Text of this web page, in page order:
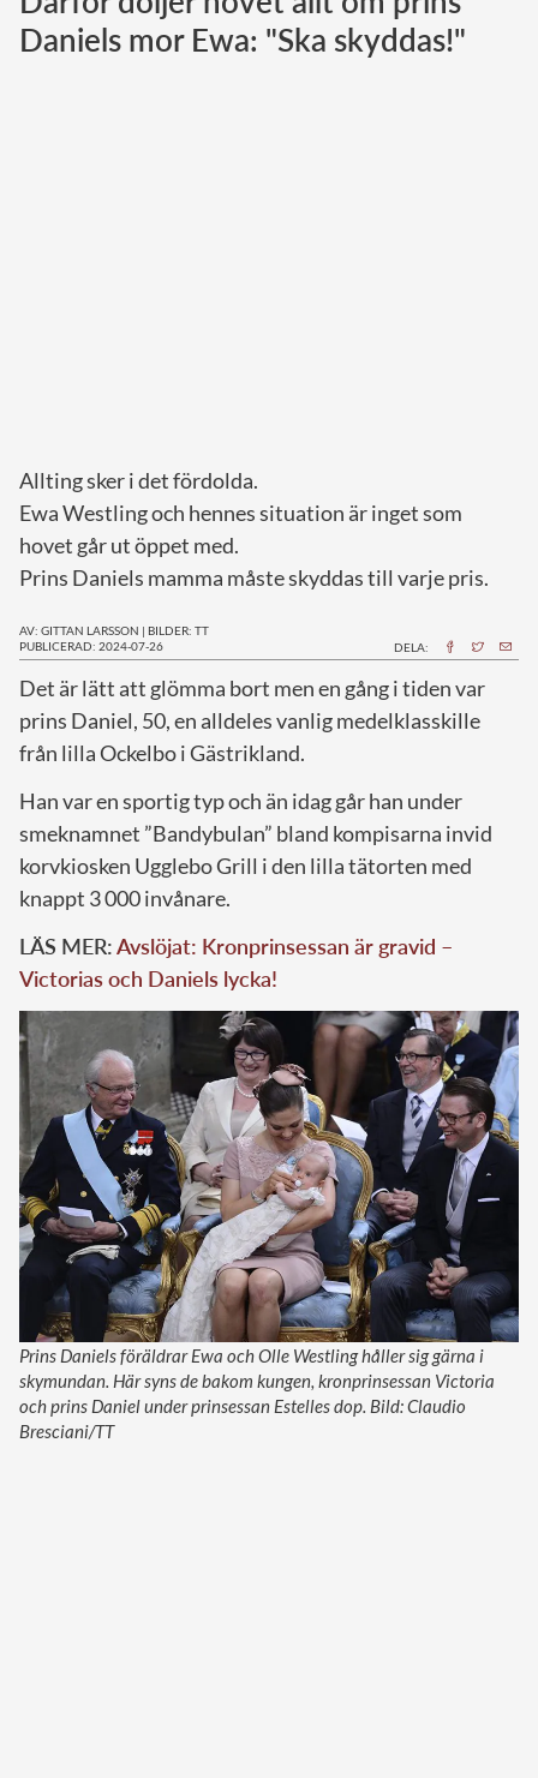
Norska kungahuset
Daniels mor Ewa: "Ska skyddas!"
Allting sker i det fördolda.
Ewa Westling och hennes situation är inget som
hovet går ut öppet med.
Prins Daniels mamma måste skyddas till varje pris.
AV: GITTAN LARSSON | BILDER: TT
PUBLICERAD: 2024-07-26
DELA:
Det är lätt att glömma bort men en gång i tiden var
prins Daniel, 50, en alldeles vanlig medelklasskille
från lilla Ockelbo i Gästrikland.
Han var en sportig typ och än idag går han under
smeknamnet ”Bandybulan” bland kompisarna invid
korvkiosken Ugglebo Grill i den lilla tätorten med
knappt 3 000 invånare.
LÄS MER:Avslöjat: Kronprinsessan är gravid –
Victorias och Daniels lycka!
Prins Daniels föräldrar Ewa och Olle Westling håller sig gärna i
skymundan. Här syns de bakom kungen, kronprinsessan Victoria
och prins Daniel under prinsessan Estelles dop. Bild: Claudio
Bresciani/TT